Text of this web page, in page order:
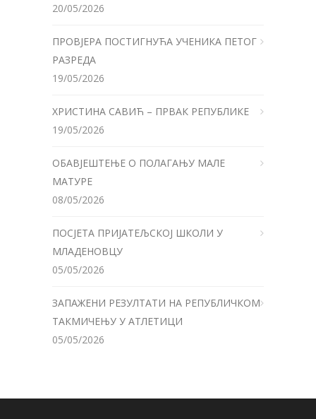
20/05/2026
ПРОВЈЕРА ПОСТИГНУЋА УЧЕНИКА ПЕТОГ
РАЗРЕДА
19/05/2026
ХРИСТИНА САВИЋ – ПРВАК РЕПУБЛИКЕ
19/05/2026
ОБАВЈЕШТЕЊЕ О ПОЛАГАЊУ МАЛЕ
МАТУРЕ
08/05/2026
ПОСЈЕТА ПРИЈАТЕЉСКОЈ ШКОЛИ У
МЛАДЕНОВЦУ
05/05/2026
ЗАПАЖЕНИ РЕЗУЛТАТИ НА РЕПУБЛИЧКОМ
ТАКМИЧЕЊУ У АТЛЕТИЦИ
05/05/2026